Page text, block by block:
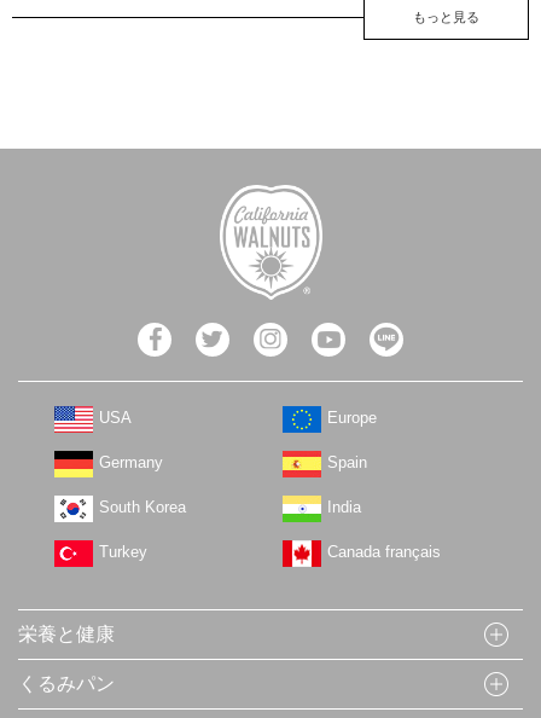
もっと見る
USA Europe
Germany Spain
South Korea India
Turkey Canada français
栄養と健康
くるみパン